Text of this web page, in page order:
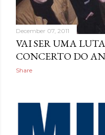
December 07, 2011
VAI SER UMA
CONCERTO DO
Share